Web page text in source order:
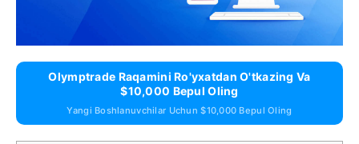
Olymptrade Raqamini Ro'yxatdan O'tkazing Va
$10,000 Bepul Oling
Yangi Boshlanuvchilar Uchun $10,000 Bepul Oling